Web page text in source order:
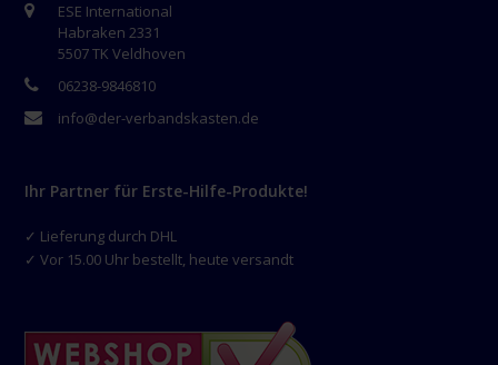
ESE International
Habraken 2331
5507 TK Veldhoven
06238-9846810
info@der-verbandskasten.de
Ihr Partner für Erste-Hilfe-Produkte!
✓ Lieferung durch DHL
✓ Vor 15.00 Uhr bestellt, heute versandt